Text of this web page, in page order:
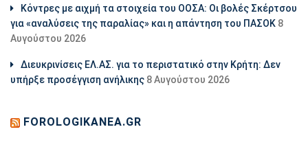
Κόντρες με αιχμή τα στοιχεία του ΟΟΣΑ: Οι βολές Σκέρτσου
για «αναλύσεις της παραλίας» και η απάντηση του ΠΑΣΟΚ 8
Αυγούστου 2026
Διευκρινίσεις ΕΛ.ΑΣ. για το περιστατικό στην Κρήτη: Δεν
υπήρξε προσέγγιση ανήλικης 8 Αυγούστου 2026
FOROLOGIKANEA.GR